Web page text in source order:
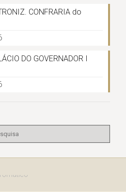
CONFRARIA do
DO GOVERNADOR I